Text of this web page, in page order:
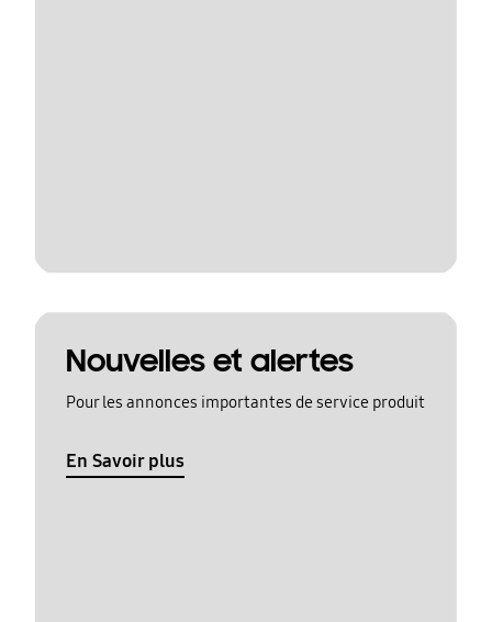
Nouvelles et alertes
Pour les annonces importantes de service produit
En Savoir plus